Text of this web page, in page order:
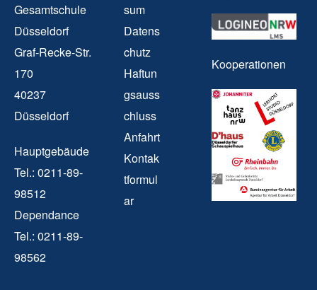
Gesamtschule
Düsseldorf
Graf-Recke-Str.
170
40237
Düsseldorf
Hauptgebäude
Tel.: 0211-89-
98512
Dependance
Tel.: 0211-89-
98562
sum
Datens
chutz
Haftun
gsauss
chluss
Anfahrt
Kontak
tformul
ar
Kooperationen